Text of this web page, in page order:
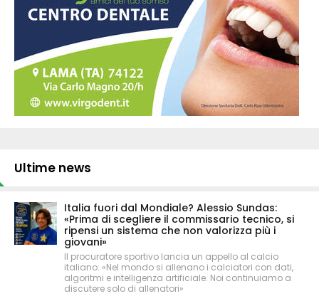
Ultime news
Italia fuori dal Mondiale? Alessio Sundas:
«Prima di scegliere il commissario tecnico, si
ripensi un sistema che non valorizza più i
giovani»
Il procuratore sportivo lancia un appello al calcio
italiano: «Nel mondo si allenano i calciatori con dati,
algoritmi e intelligenza artificiale. Noi continuiamo a
discutere solo di allenatori»